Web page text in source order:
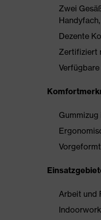
Zwei
Dezente
Zertifiziert
Gummizug
Arbeit und